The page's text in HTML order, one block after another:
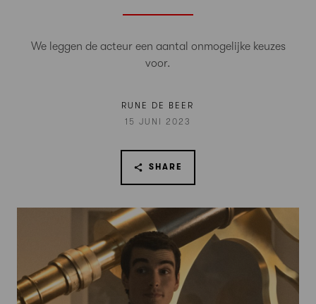
We leggen de acteur een aantal onmogelijke keuzes
voor.
RUNE DE BEER
15 JUNI 2023
SHARE